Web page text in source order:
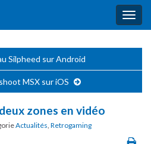
Silpheed sur Android
MSX sur iOS
zones en vidéo
Actualités, Retrogaming